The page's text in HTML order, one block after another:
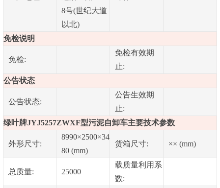
8号(世纪大道
以北)
免检说明
免检:
免检有效期
止:
公告状态
公告状态:
公告生效期
止:
绿叶牌JYJ5257ZWXF型污泥自卸车主要技术参数
外形尺寸:
8990×2500×34
80 (mm)
货箱尺寸: ×× (mm)
总质量: 25000
载质量利用系
数: